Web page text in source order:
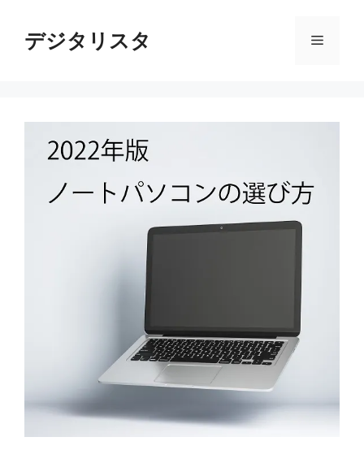
デジタリスタ メ